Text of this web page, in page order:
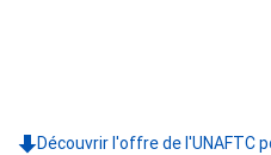
Découvrir l'offre de l'UNAFTC